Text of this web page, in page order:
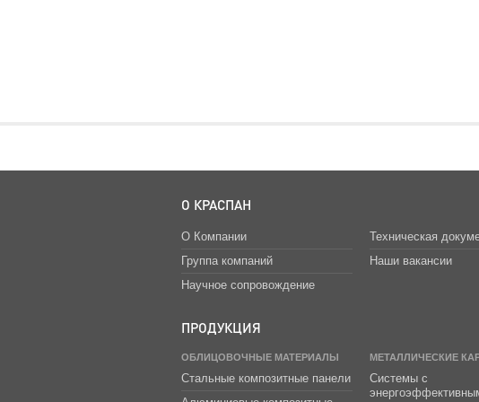
О КРАСПАН
О Компании
Группа компаний
Научное сопровождение
Техническая
Наши вакансии
ПРОДУКЦИЯ
ОБЛИЦОВОЧНЫЕ МАТЕРИАЛЫ
Стальные композитные панели
МЕТАЛЛИЧЕСКИЕ
Системы с